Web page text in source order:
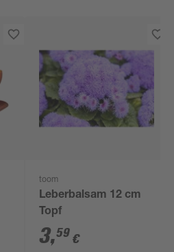
toom
Leberbalsam 12 cm
Topf
3,59 €